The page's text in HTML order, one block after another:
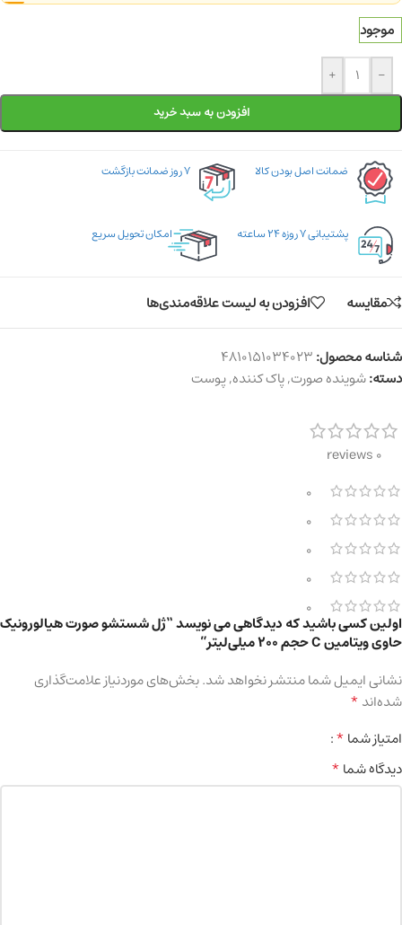
موجود
-
+
افزودن به سبد خرید
ضمانت اصل بودن کالا ۷ روز ضمانت بازگشت
پشتیبانی ۷ روزه ۲۴ ساعته امکان تحویل سریع
مقایسه افزودن به لیست علاقه‌مندی‌ها
شناسه محصول:4810151034023
دسته:شوینده صورت,پاک کننده,پوست
0 reviews
0
0
0
0
0
اولین کسی باشید که دیدگاهی می نویسد “ژل شستشو صورت هیالورونیک
حاوی ویتامین C حجم 200 میلی‌لیتر”
نشانی ایمیل شما منتشر نخواهد شد.بخش‌های موردنیاز علامت‌گذاری
شده‌اند*
امتیاز شما*
دیدگاه شما*